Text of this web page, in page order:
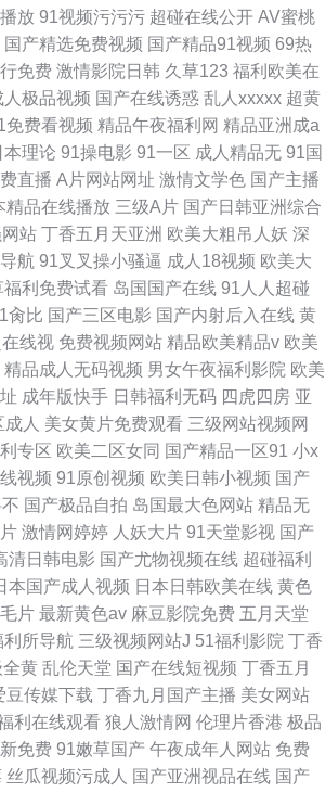
放 91视频污污污 超碰在线公开 AV蜜桃
国产精选免费视频 国产精品91视频 69热
免费 激情影院日韩 久草123 福利欧美在
人极品视频 国产在线诱惑 乱人xxxxx 超黄
免费看视频 精品午夜福利网 精品亚洲成a
本理论 91操电影 91一区 成人精品无 91国
直播 A片网站网址 激情文学色 国产主播
精品在线播放 三级A片 国产日韩亚洲综合
站 丁香五月天亚洲 欧美大粗吊人妖 深
航 91叉叉操小骚逼 成人18视频 欧美大
福利免费试看 岛国国产在线 91人人超碰
肏比 国产三区电影 国产内射后入在线 黄
线视 免费视频网站 精品欧美精品v 欧美
精品成人无码视频 男女午夜福利影院 欧美
成年版快手 日韩福利无码 四虎四房 亚
人 美女黄片免费观看 三级网站视频网
专区 欧美二区女同 国产精品一区91 小x
视频 91原创视频 欧美日韩小视频 国产
国产极品自拍 岛国最大色网站 精品无
激情网婷婷 人妖大片 91天堂影视 国产
清日韩电影 国产尤物视频在线 超碰福利
本国产成人视频 日本日韩欧美在线 黄色
片 最新黄色av 麻豆影院免费 五月天堂
利所导航 三级视频网站J 51福利影院 丁香
全黄 乱伦天堂 国产在线短视频 丁香五月
豆传媒下载 丁香九月国产主播 美女网站
利在线观看 狼人激情网 伦理片香港 极品
免费 91嫩草国产 午夜成年人网站 免费
丝瓜视频污成人 国产亚洲视品在线 国产